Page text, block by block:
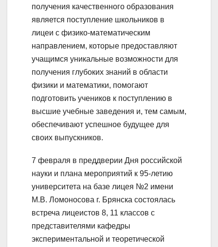
получения качественного образования
является поступление школьников в
лицеи с физико-математическим
направлением, которые предоставляют
учащимся уникальные возможности для
получения глубоких знаний в области
физики и математики, помогают
подготовить учеников к поступлению в
высшие учебные заведения и, тем самым,
обеспечивают успешное будущее для
своих выпускников.
7 февраля в преддверии Дня российской
науки и плана мероприятий к 95-летию
университета на базе лицея №2 имени
М.В. Ломоносова г. Брянска состоялась
встреча лицеистов 8, 11 классов с
представителями кафедры
экспериментальной и теоретической